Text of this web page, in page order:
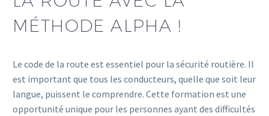
MÉTHODE ALPHA !
Le code de la route est essentiel pour la sécurité routière. Il
est important que tous les conducteurs, quelle que soit leur
langue, puissent le comprendre. Cette formation est une
opportunité unique pour les personnes ayant des difficultés